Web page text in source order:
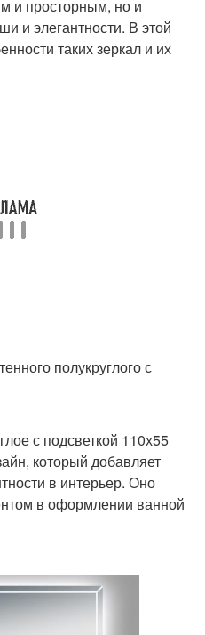
и просторным, но и
и элегантности. В этой
таких зеркал и их
полукруглого с
с подсветкой 110х55
который добавляет
в интерьер. Оно
в оформлении ванной